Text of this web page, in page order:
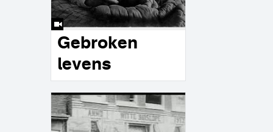
Gebroken
levens